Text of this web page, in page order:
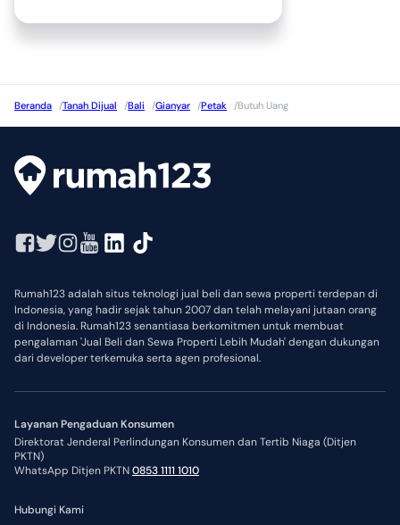
Beranda /Tanah Dijual /Bali /Gianyar /Petak /Butuh Uang
Rumah123 adalah situs teknologi jual beli dan sewa properti terdepan di
Indonesia, yang hadir sejak tahun 2007 dan telah melayani jutaan orang
di Indonesia. Rumah123 senantiasa berkomitmen untuk membuat
pengalaman 'Jual Beli dan Sewa Properti Lebih Mudah' dengan dukungan
dari developer terkemuka serta agen profesional.
Layanan Pengaduan Konsumen
Direktorat Jenderal Perlindungan Konsumen dan Tertib Niaga (Ditjen
PKTN)
WhatsApp Ditjen PKTN0853 1111 1010
Hubungi Kami